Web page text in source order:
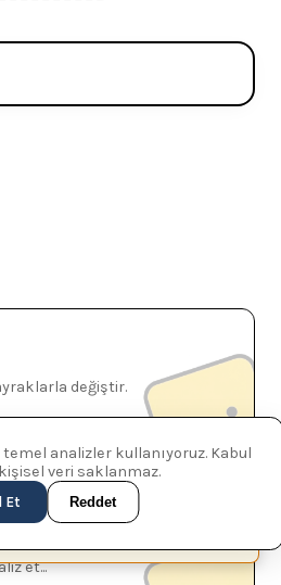
analizler kullanıyoruz. Kabul
veri saklanmaz.
Et Reddet
değiştir.
et...